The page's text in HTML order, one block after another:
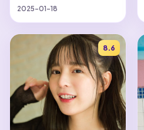
2025-01-18
8.6